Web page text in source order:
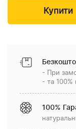
- При
- та 100%
100%